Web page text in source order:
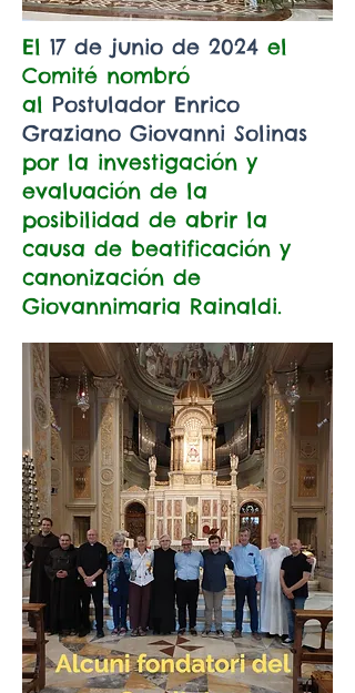
El 17 de junio de 2024 el
Comité nombró
al Postulador Enrico
Graziano Giovanni Solinas
por la investigación y
evaluación de la
posibilidad de abrir la
causa de beatificación y
canonización de
Giovannimaria Rainaldi.